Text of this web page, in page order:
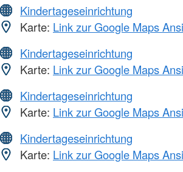
Kindertageseinrichtung
Karte: Link zur Google Maps
Kindertageseinrichtung
Karte: Link zur Google Maps
Kindertageseinrichtung
Karte: Link zur Google Maps
Kindertageseinrichtung
Karte: Link zur Google Maps